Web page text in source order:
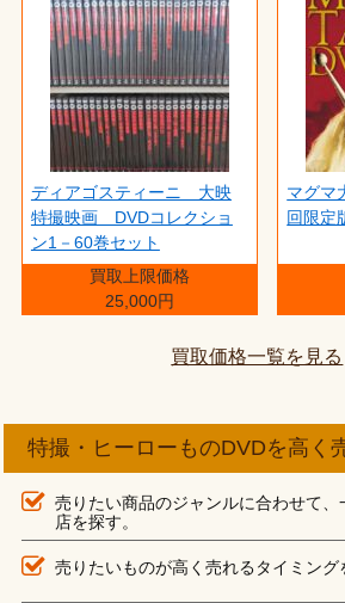
ディアゴスティーニ 大映
特撮映画 DVDコレクショ
ン1－60巻セット
買取上限価格
25,000円
マグマ
回限定
買取価格一覧を見る
特撮・ヒーローものDVDを高く
売りたい商品のジャンルに合わせて、
店を探す。
売りたいものが高く売れるタイミング